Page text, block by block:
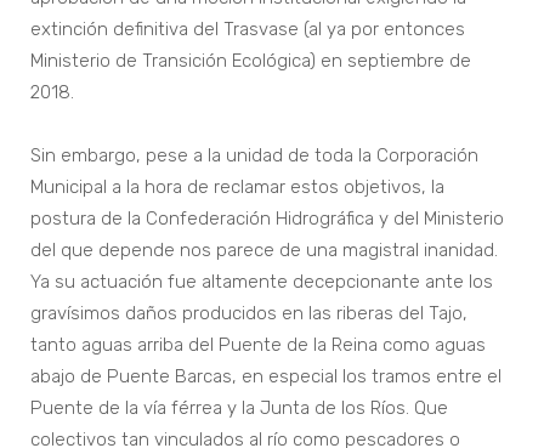
extinción definitiva del Trasvase (al ya por entonces
Ministerio de Transición Ecológica) en septiembre de
2018.
Sin embargo, pese a la unidad de toda la Corporación
Municipal a la hora de reclamar estos objetivos, la
postura de la Confederación Hidrográfica y del Ministerio
del que depende nos parece de una magistral inanidad.
Ya su actuación fue altamente decepcionante ante los
gravísimos daños producidos en las riberas del Tajo,
tanto aguas arriba del Puente de la Reina como aguas
abajo de Puente Barcas, en especial los tramos entre el
Puente de la vía férrea y la Junta de los Ríos. Que
colectivos tan vinculados al río como pescadores o